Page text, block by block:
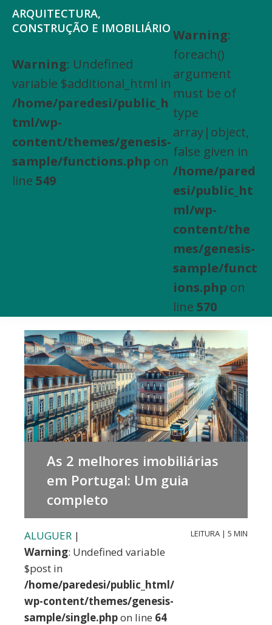
Saltar
para
menu
principal
Skip
content
ARQUITECTURA,
CONSTRUÇÃO E IMOBILIÁRIO
Engenharia
Civil,
Actividades
especializadas
de
construção,
Arrendamento
de
Bens
Imóveis
Warning: Undefined
variable $additional_html in
/home/paredesi/public_h
tml/wp-
content/themes/genesis-
sample/functions.php on
line 549
Warning:
foreach()
argument
must be of
type
array|object,
false given in
/home/pared
esi/public_ht
ml/wp-
content/the
mes/genesis-
sample/funct
ions.php on
line570
As 2 melhores imobiliárias
em Portugal: Um guia
completo
ALUGUER |
Warning: Undefined variable
$post in
/home/paredesi/public_html/
wp-content/themes/genesis-
sample/single.phpon line 64
LEITURA | 5 MIN